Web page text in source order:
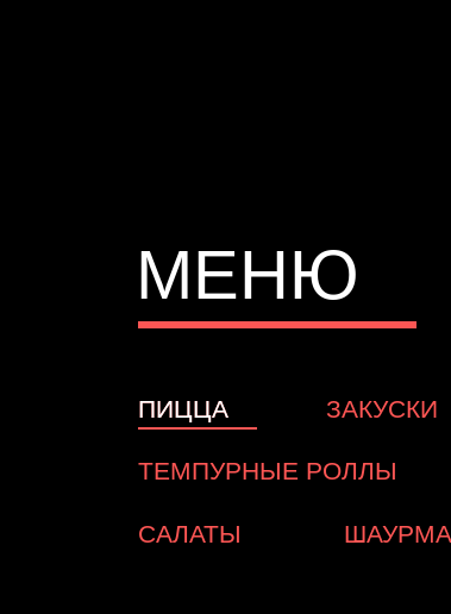
МЕНЮ
ПИЦЦА
ТЕМПУРНЫЕ РОЛЛЫ
САЛАТЫ ШАУРМА
ЗАКУСКИ
ПИЦЦА